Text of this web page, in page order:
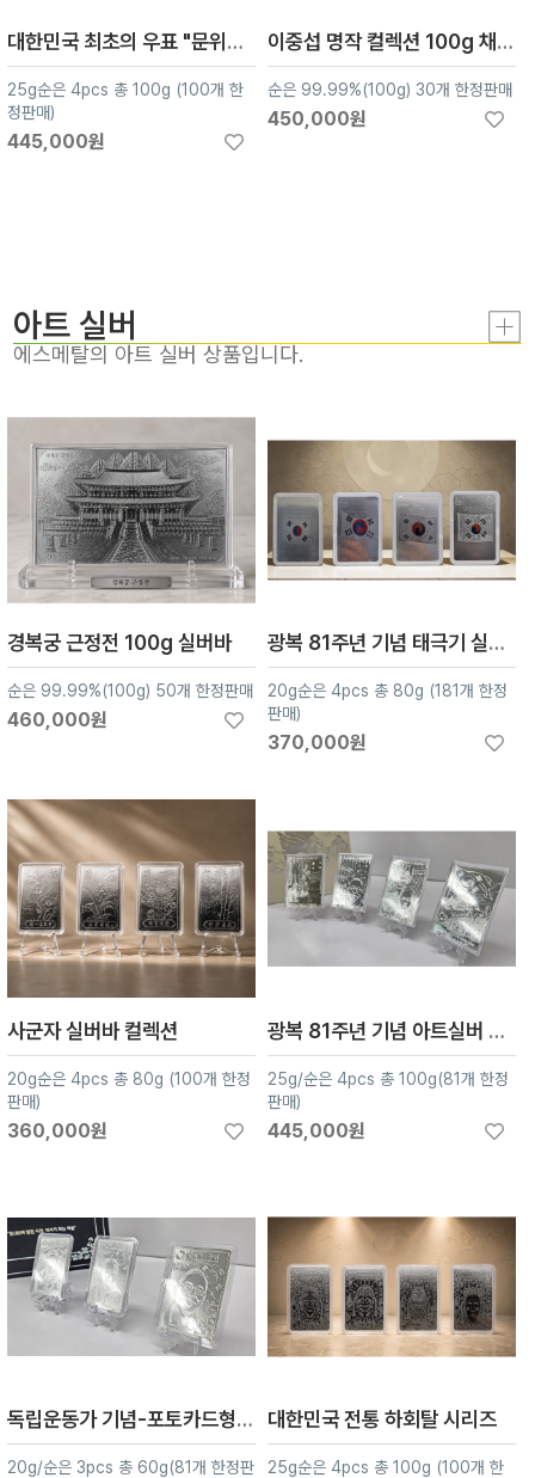
대한민국 최초의 우표 "문위우표" 컬렉션
25g순은 4pcs 총 100g (100개 한
정판매)
445,000원
이중섭 명작 컬렉션 100g 채색실버
순은 99.99%(100g) 30개 한정판매
450,000원
아트 실버
에스메탈의 아트 실버 상품입니다.
경복궁 근정전 100g 실버바
순은 99.99%(100g) 50개 한정판매
460,000원
광복 81주년 기념 태극기 실버바
20g순은 4pcs 총 80g (181개 한정
판매)
370,000원
사군자 실버바 컬렉션
20g순은 4pcs 총 80g (100개 한정
판매)
360,000원
광복 81주년 기념 아트실버 컬렉션 4종
25g/순은 4pcs 총 100g(81개 한정
판매)
445,000원
독립운동가 기념-포토카드형 아트실버 3종
20g/순은 3pcs 총 60g(81개 한정판
대한민국 전통 하회탈 시리즈
25g순은 4pcs 총 100g (100개 한